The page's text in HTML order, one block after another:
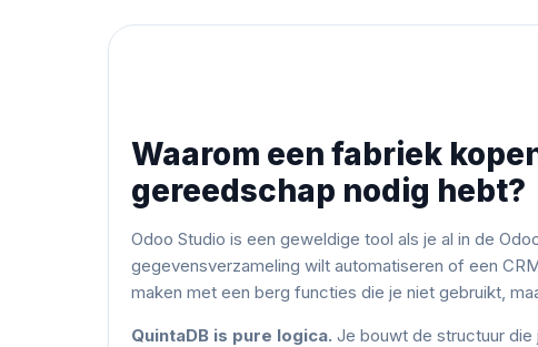
Waarom een fabriek
gereedschap nodig hebt?
Odoo Studio is een geweldige tool als je al in de
gegevensverzameling wilt automatiseren of een
maken met een berg functies die je niet gebruikt,
QuintaDB is pure logica. Je bouwt de structuur